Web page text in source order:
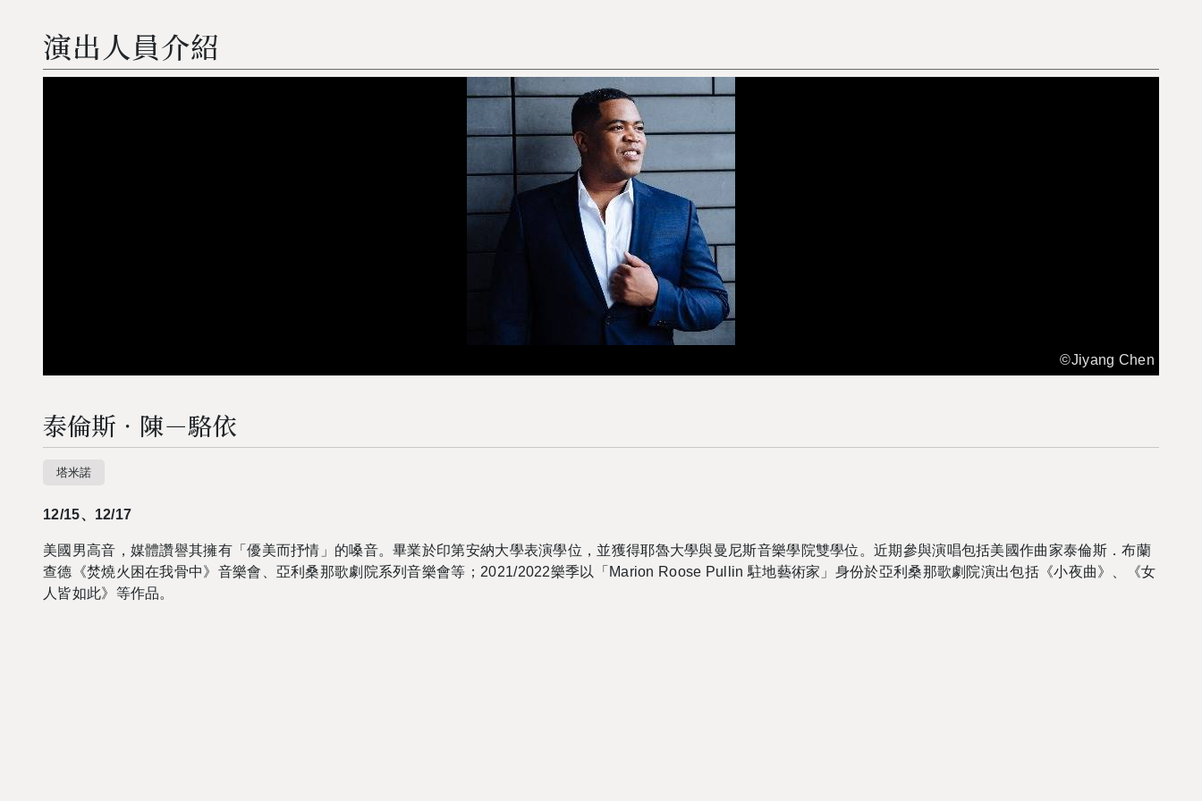
演出人員介紹
©Jiyang Chen
泰倫斯．陳－駱依
塔米諾
12/15、12/17
美國男高音，媒體讚譽其擁有「優美而抒情」的嗓音。畢業於印第安納大學表演學位，並獲得耶魯大學與曼尼斯音樂學院雙學位。近期參與演唱包括美國作曲家泰倫斯．布蘭
查德《焚燒火困在我骨中》音樂會、亞利桑那歌劇院系列音樂會等； 2021/2022樂季以「 Marion Roose Pullin 駐地藝術家」身份於亞利桑那歌劇院演出包括《小夜曲》、《女
人皆如此》等作品。